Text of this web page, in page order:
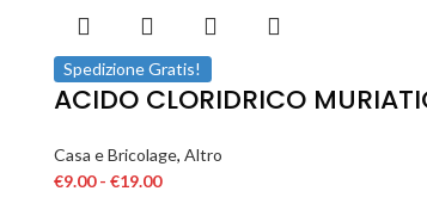
Spedizione Gratis!
ACIDO CLORIDRICO
Casa e Bricolage, Altro
€9.00 - €19.00